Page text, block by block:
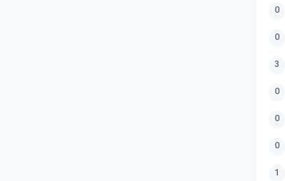
0
0
3
0
0
0
1